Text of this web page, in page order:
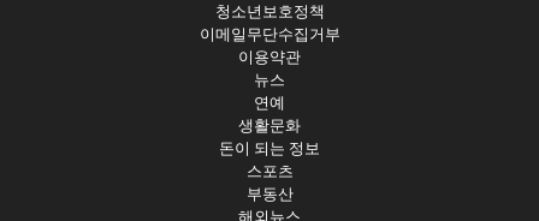
청소년보호정책
이메일무단수집거부
이용약관
뉴스
연예
생활문화
돈이 되는 정보
스포츠
부동산
해외뉴스